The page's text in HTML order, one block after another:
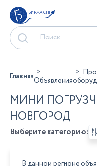
БИРЖА СНГ
ГлавнаяОбъявления
МИНИ
НОВГОРОД
Выберите категорию:
В данном регионе